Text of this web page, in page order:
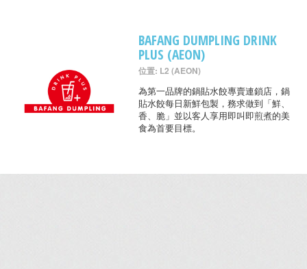
BAFANG DUMPLING DRINK
PLUS (AEON)
位置: L2 (AEON)
為第一品牌的鍋貼水餃專賣連鎖店，鍋
貼水餃每日新鮮包製，務求做到「鮮、
香、脆」並以客人享用即叫即煎煮的美
食為首要目標。